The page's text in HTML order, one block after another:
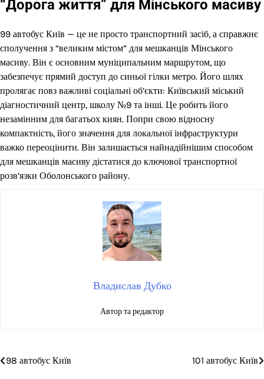
“Дорога життя” для Мінського масиву
99 автобус Київ — це не просто транспортний засіб, а справжнє
сполучення з “великим містом” для мешканців Мінського
масиву. Він є основним муніципальним маршрутом, що
забезпечує прямий доступ до синьої гілки метро. Його шлях
пролягає повз важливі соціальні об’єкти: Київський міський
діагностичний центр, школу №9 та інші. Це робить його
незамінним для багатьох киян. Попри свою відносну
компактність, його значення для локальної інфраструктури
важко переоцінити. Він залишається найнадійнішим способом
для мешканців масиву дістатися до ключової транспортної
розв’язки Оболонського району.
Владислав Дубко
Автор та редактор
Навігація
98 автобус Київ 101 автобус Київ